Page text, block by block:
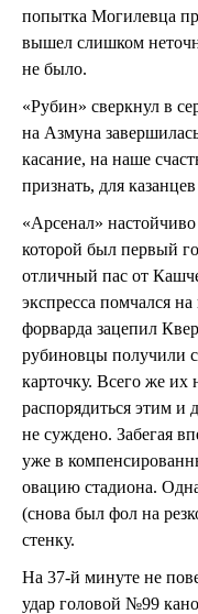
попытка Могилевца
вышел слишком
не было.
«Рубин» сверкнул в
на Азмуна
касание, на наше
признать, для
«Арсенал»
которой был первый
отличный пас от
экспресса помчался
форварда зацепил
рубиновцы получили
карточку. Всего же их
распорядиться этим
не суждено. Забегая
уже в
овацию стадиона.
(снова был фол на
стенку.
На 37-й минуте не
удар головой №99